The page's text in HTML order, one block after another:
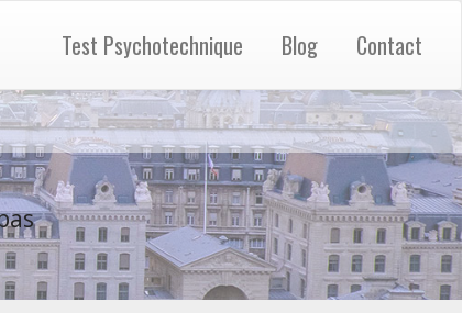
Test Psychotechnique Blog Contact